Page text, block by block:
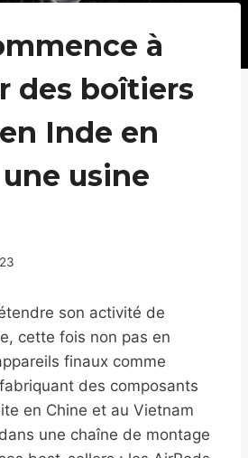
à
des boîtiers
Inde en
usine
son activité de
cette fois non pas en
finaux comme
des composants
en Chine et au Vietnam
une chaîne de montage